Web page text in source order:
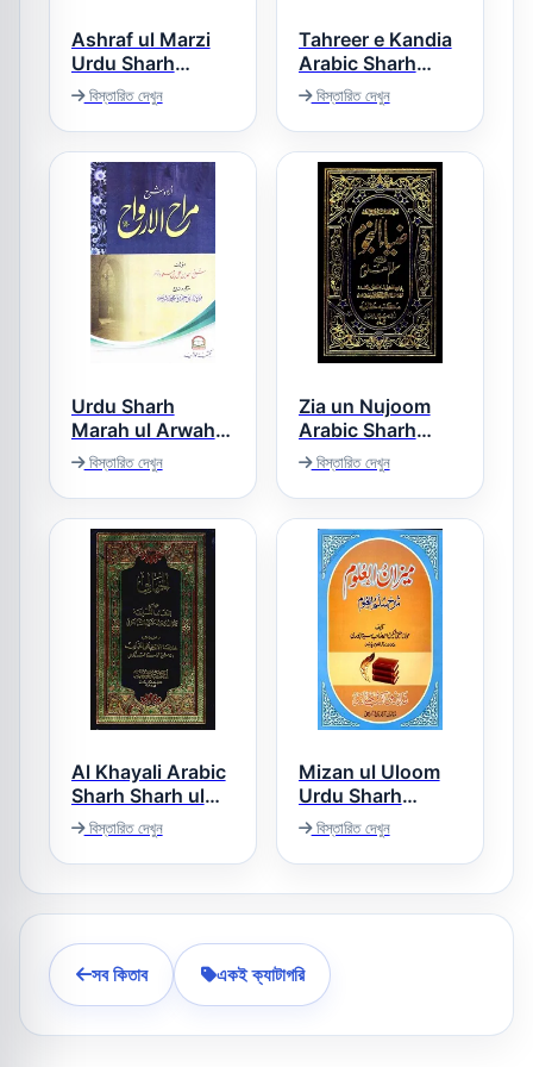
Ashraf ul Marzi
Urdu Sharh
Maibazi اشرف
المرضی اردو شرح
المیبذی
বিস্তারিত দেখুন
Tahreer e Kandia
Arabic Sharh
Sullam ul Uloom
تحریر کندیا عربی
شرح سلم العلوم
বিস্তারিত দেখুন
Urdu Sharh
Marah ul Arwah
اردو شرح مراح
الارواح
বিস্তারিত দেখুন
Zia un Nujoom
Arabic Sharh
Sullam ul Uloom
ضیاء النجوم عربی
شرح سلم العلوم
বিস্তারিত দেখুন
Al Khayali Arabic
Sharh Sharh ul
Aqaid الخیالی عربی
شرح شرح العقائد
বিস্তারিত দেখুন
Mizan ul Uloom
Urdu Sharh
Sullam ul Uloom
میزان العلوم اردو
شرح سلم العلوم
বিস্তারিত দেখুন
সব কিতাব একই ক্যাটাগরি